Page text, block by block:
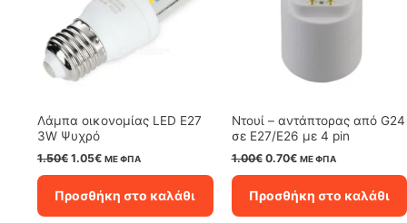
Λάμπα oικονομίας LED E27
3W Ψυχρό
1.50€ Original
price
1.50€.
1.05€Η
τρέχουσα
είναι:
1.05€.
ΜΕ ΦΠΑ
Προσθήκη στο καλάθι
Ντουί – αντάπτορας από G24
σε E27/E26 με 4 pin
1.00€ Original
price
1.00€.
0.70€Η
τρέχουσα
είναι:
0.70€.
ΜΕ ΦΠΑ
Προσθήκη στο καλάθι